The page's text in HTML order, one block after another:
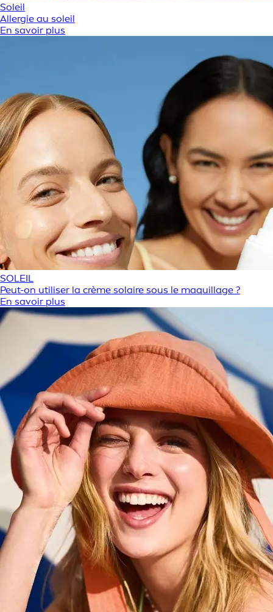
Soleil
Allergie au soleil
En savoir plus
SOLEIL
Peut-on utiliser la crème solaire sous le maquillage ?
En savoir plus